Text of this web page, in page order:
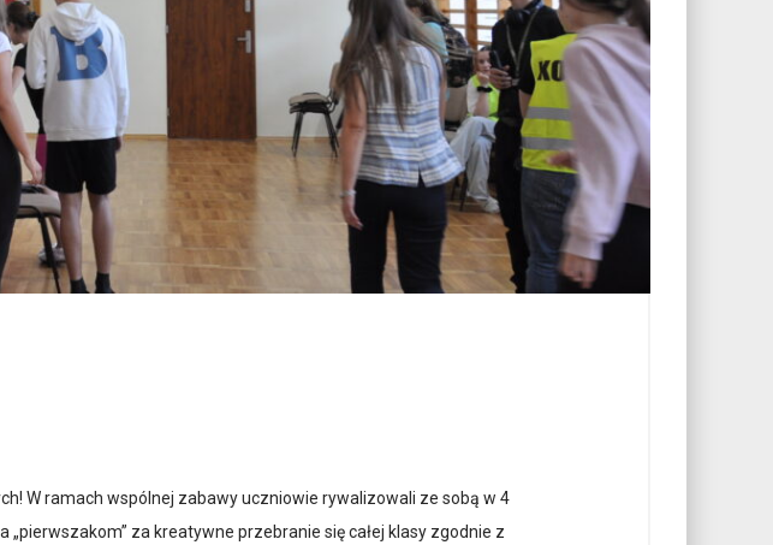
W ramach wspólnej zabawy uczniowie rywalizowali ze sobą w 4
za kreatywne przebranie się całej klasy zgodnie z